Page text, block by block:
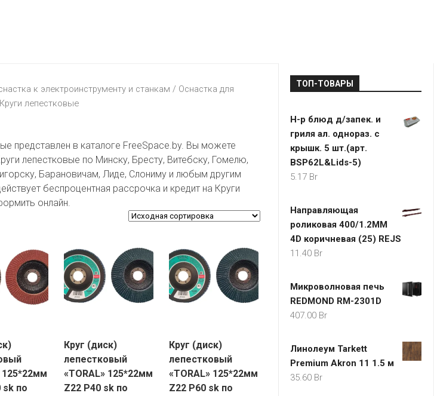
КОРОНА
I`M
к электроинструменту и станкам / Оснастка для
лепестковые
представлен в каталоге FreeSpace.by. Вы можете
лепестковые по Минску, Бресту, Витебску, Гомелю,
Барановичам, Лиде, Слониму и любым другим
беспроцентная рассрочка и кредит на Круги
онлайн.
125*22мм
sk по
Круг (диск)
лепестковый
«TORAL» 125*22мм
Z22 P40 sk по
Круг (диск)
лепестковый
«TORAL» 125*22мм
Z22 P60 sk по
ТОП-ТОВАРЫ
Н-р блюд д/запек. и
гриля ал. однораз. с
крышк. 5 шт.(арт.
BSP62L&Lids-5)
5.17 Br
Направляющая
роликовая 400/1.2MM
4D коричневая (25) REJS
11.40 Br
Микроволновая печь
REDMOND RM-2301D
407.00 Br
Линолеум Tarkett
Premium Akron 11 1.5 м
35.60 Br